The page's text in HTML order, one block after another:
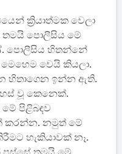
ක්‍රියාත්මක වෙලා
තමයි පොලීසිය මේ
පොලීසිය හිතන්නේ
මෙහෙම වෙයි කියලා.
හිතාගෙන ඉන්න ඇති.
වූ කෙනෙක්.
පිළිබඳව
කරන්න. නමුත් මේ
හැකියාවක් නෑ.